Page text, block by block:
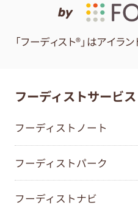
by
「フーディスト®」はアイ
フーディストサービス
フーディストノート
フーディストパーク
フーディストナビ